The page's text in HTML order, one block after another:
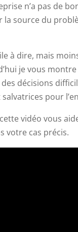
n’a pas de
la source du
à dire, mais
je vous
décisions
pour
cette vidéo vous
votre cas précis.